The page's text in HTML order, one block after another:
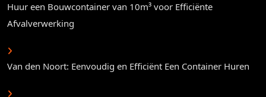
Huur een Bouwcontainer van 10m³ voor Efficiënte
Afvalverwerking
Van den Noort: Eenvoudig en Efficiënt Een Container Huren